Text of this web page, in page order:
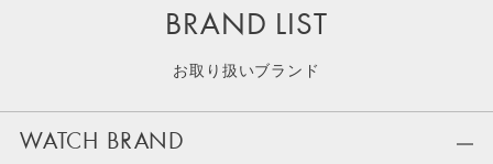
BRAND LIST
お取り扱いブランド
WATCH BRAND